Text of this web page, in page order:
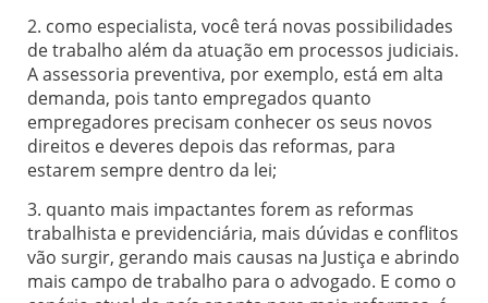
2. como especialista, você terá novas possibilidades
de trabalho além da atuação em processos judiciais.
A assessoria preventiva, por exemplo, está em alta
demanda, pois tanto empregados quanto
empregadores precisam conhecer os seus novos
direitos e deveres depois das reformas, para
estarem sempre dentro da lei;
3. quanto mais impactantes forem as reformas
trabalhista e previdenciária, mais dúvidas e conflitos
vão surgir, gerando mais causas na Justiça e abrindo
mais campo de trabalho para o advogado. E como o